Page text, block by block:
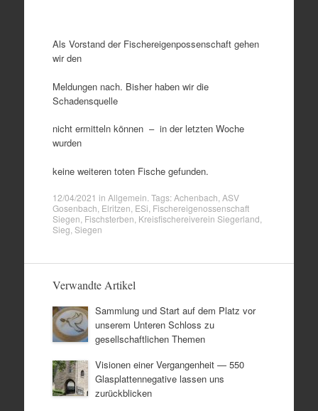
Als Vorstand der Fischereigenpossenschaft gehen
wir den
Meldungen nach. Bisher haben wir die
Schadensquelle
nicht ermitteln können – in der letzten Woche
wurden
keine weiteren toten Fische gefunden.
12/04/2021 in Allgemein. Tags:Achenbach,ASV
Gosenbach, Elritzen, ESi, Fischereigenossenschaft
Siegen, Fischsterben, Kreisfischereiverein Siegerland,
Sieg,Siegen
Verwandte Artikel
Sammlung und Start auf dem Platz vor
unserem Unteren Schloss zu
gesellschaftlichen Themen
Visionen einer Vergangenheit — 550
Glasplattennegative lassen uns
zurückblicken